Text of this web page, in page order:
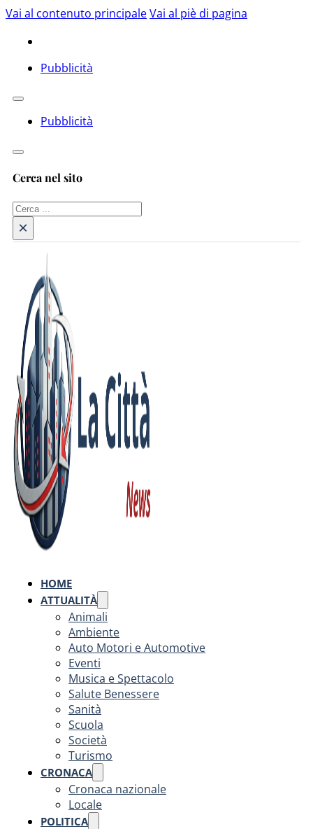
Vai al contenuto principaleVai al piè di pagina
Pubblicità
Pubblicità
Cerca nel sito
Cerca
×
HOME
ATTUALITÀ
Animali
Ambiente
Auto Motori e Automotive
Eventi
Musica e Spettacolo
Salute Benessere
Sanità
Scuola
Società
Turismo
CRONACA
Cronaca nazionale
Locale
POLITICA